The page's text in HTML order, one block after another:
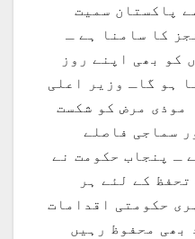
پاکستان سمیت
کا سامنا ہے ـ
کو بھی اپنے روز
ہو گاـ وزیر اعلی
موذی مرض کو شکست
سماجی فاصلے
ـ پنجاب حکومت نے
کے لئے ہر
حکومتی اقدامات
بھی محفوظ رہیں